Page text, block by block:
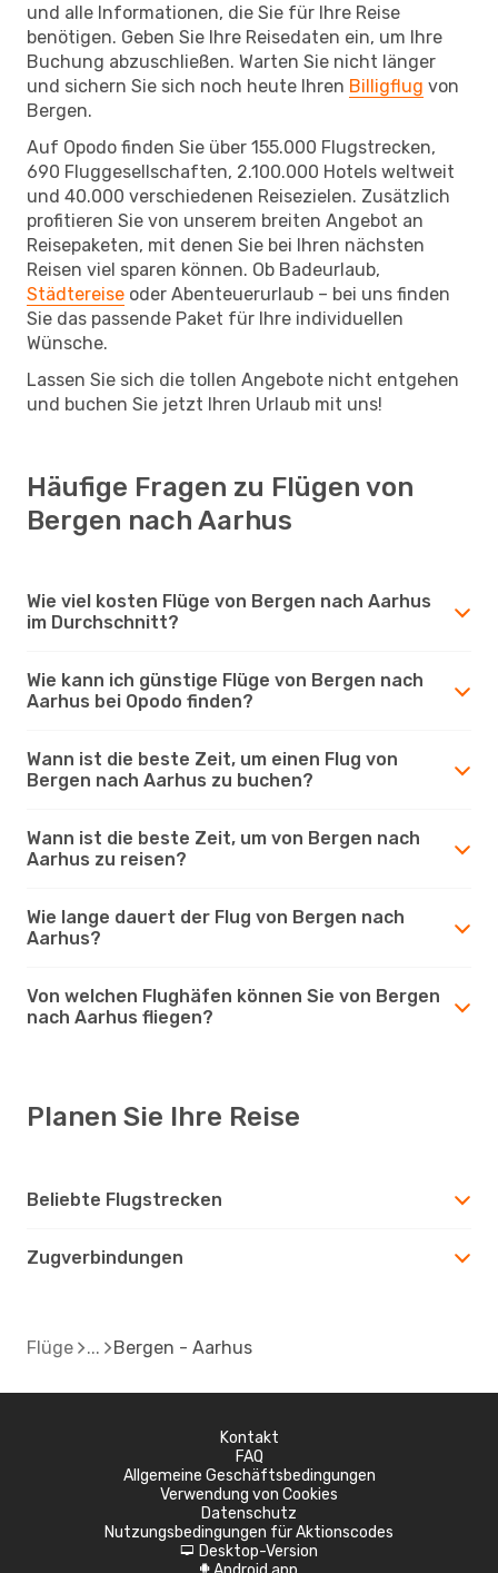
und alle Informationen, die Sie für Ihre Reise
benötigen. Geben Sie Ihre Reisedaten ein, um Ihre
Buchung abzuschließen. Warten Sie nicht länger
und sichern Sie sich noch heute Ihren Billigflug von
Bergen.
Auf Opodo finden Sie über 155.000 Flugstrecken,
690 Fluggesellschaften, 2.100.000 Hotels weltweit
und 40.000 verschiedenen Reisezielen. Zusätzlich
profitieren Sie von unserem breiten Angebot an
Reisepaketen, mit denen Sie bei Ihren nächsten
Reisen viel sparen können. Ob Badeurlaub,
Städtereise oder Abenteuerurlaub – bei uns finden
Sie das passende Paket für Ihre individuellen
Wünsche.
Lassen Sie sich die tollen Angebote nicht entgehen
und buchen Sie jetzt Ihren Urlaub mit uns!
Häufige Fragen zu Flügen von
Bergen nach Aarhus
Wie viel kosten Flüge von Bergen nach Aarhus
im Durchschnitt?
Wie kann ich günstige Flüge von Bergen nach
Aarhus bei Opodo finden?
Wann ist die beste Zeit, um einen Flug von
Bergen nach Aarhus zu buchen?
Wann ist die beste Zeit, um von Bergen nach
Aarhus zu reisen?
Wie lange dauert der Flug von Bergen nach
Aarhus?
Von welchen Flughäfen können Sie von Bergen
nach Aarhus fliegen?
Planen Sie Ihre Reise
Beliebte Flugstrecken
Zugverbindungen
Flüge Bergen - Aarhus
Kontakt
FAQ
Allgemeine Geschäftsbedingungen
Verwendung von Cookies
Datenschutz
Nutzungsbedingungen für Aktionscodes
d Desktop-Version